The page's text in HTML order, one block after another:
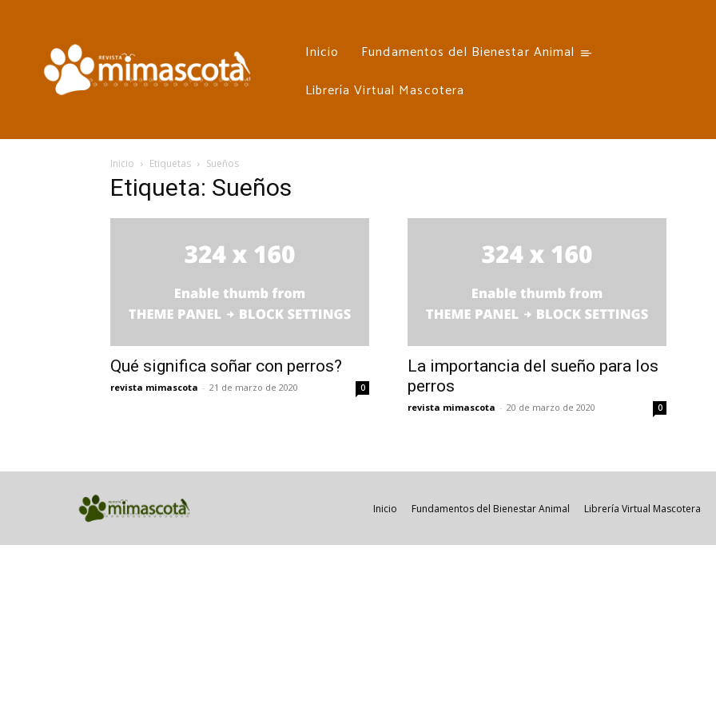
Inicio
Fundamentos del Bienestar Animal
Librería Virtual Mascotera
Inicio Etiquetas Sueños
Etiqueta: Sueños
Qué significa soñar con perros?
revista mimascota - 21 de marzo de 2020 0
La importancia del sueño para los
perros
revista mimascota - 20 de marzo de 2020 0
Inicio Fundamentos del Bienestar Animal Librería Virtual Mascotera